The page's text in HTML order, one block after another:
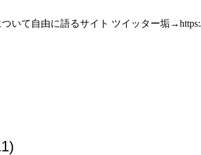
て自由に語るサイト ツイッター垢